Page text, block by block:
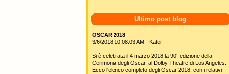
Ultimo post blog
OSCAR 2018
3/6/2018 10:08:03 AM - Kater
Si è celebrata il 4 marzo 2018 la 90° edizione della
Cerimonia degli Oscar, al Dolby Theatre di Los Angeles.
Ecco l'elenco completo degli Oscar 2018, con i relativi